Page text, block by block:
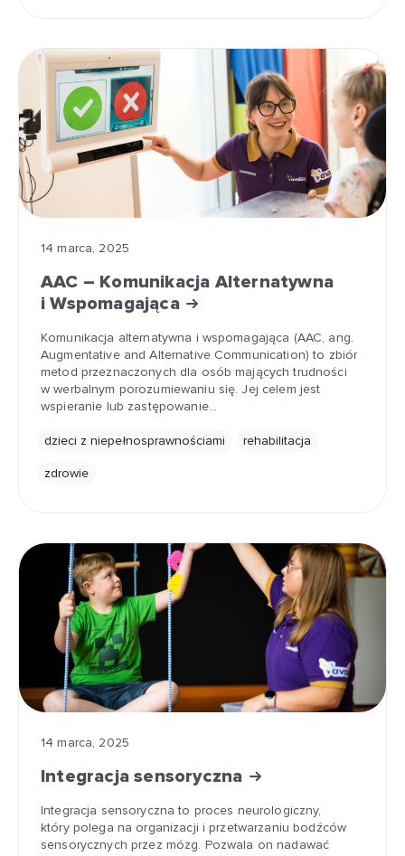
14 marca, 2025
AAC – Komunikacja Alternatywna
i Wspomagająca
Komunikacja alternatywna i wspomagająca (AAC, ang.
Augmentative and Alternative Communication) to zbiór
metod przeznaczonych dla osób mających trudności
w werbalnym porozumiewaniu się. Jej celem jest
wspieranie lub zastępowanie…
dzieci z niepełnosprawnościami rehabilitacja
zdrowie
14 marca, 2025
Integracja sensoryczna
Integracja sensoryczna to proces neurologiczny,
który polega na organizacji i przetwarzaniu bodźców
sensorycznych przez mózg. Pozwala on nadawać